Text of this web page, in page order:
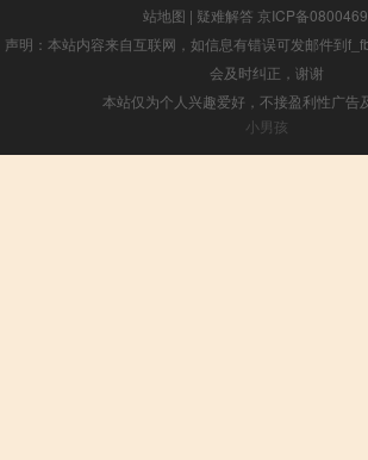
站地图 | 疑难解答 京ICP备
声明：本站内容来自互联网，如信息有错误可发邮件到
会及时纠正，谢谢
本站仅为个人兴趣爱好，不接盈利性广告
小男孩